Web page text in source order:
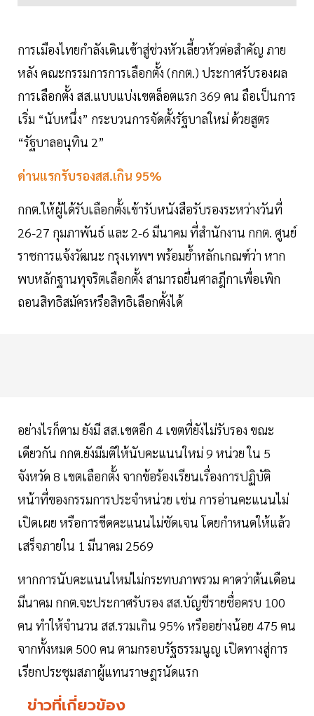
การเมืองไทยกำลังเดินเข้าสู่ช่วงหัวเลี้ยวหัวต่อสำคัญ ภาย
หลัง คณะกรรมการการเลือกตั้ง (กกต.) ประกาศรับรองผล
การเลือกตั้ง สส.แบบแบ่งเขตล็อตแรก 369 คน ถือเป็นการ
เริ่ม “นับหนึ่ง” กระบวนการจัดตั้งรัฐบาลใหม่ ด้วยสูตร
“รัฐบาลอนุทิน 2”
ด่านแรกรับรองสส.เกิน 95%
กกต.ให้ผู้ได้รับเลือกตั้งเข้ารับหนังสือรับรองระหว่างวันที่
26-27 กุมภาพันธ์ และ 2-6 มีนาคม ที่สำนักงาน กกต. ศูนย์
ราชการแจ้งวัฒนะ กรุงเทพฯ พร้อมย้ำหลักเกณฑ์ว่า หาก
พบหลักฐานทุจริตเลือกตั้ง สามารถยื่นศาลฎีกาเพื่อเพิก
ถอนสิทธิสมัครหรือสิทธิเลือกตั้งได้
อย่างไรก็ตาม ยังมี สส.เขตอีก 4 เขตที่ยังไม่รับรอง ขณะ
เดียวกัน กกต.ยังมีมติให้นับคะแนนใหม่ 9 หน่วย ใน 5
จังหวัด 8 เขตเลือกตั้ง จากข้อร้องเรียนเรื่องการปฏิบัติ
หน้าที่ของกรรมการประจำหน่วย เช่น การอ่านคะแนนไม่
เปิดเผย หรือการขีดคะแนนไม่ชัดเจน โดยกำหนดให้แล้ว
เสร็จภายใน 1 มีนาคม 2569
หากการนับคะแนนใหม่ไม่กระทบภาพรวม คาดว่าต้นเดือน
มีนาคม กกต.จะประกาศรับรอง สส.บัญชีรายชื่อครบ 100
คน ทำให้จำนวน สส.รวมเกิน 95% หรืออย่างน้อย 475 คน
จากทั้งหมด 500 คน ตามกรอบรัฐธรรมนูญ เปิดทางสู่การ
เรียกประชุมสภาผู้แทนราษฎรนัดแรก
ข่าวที่เกี่ยวข้อง